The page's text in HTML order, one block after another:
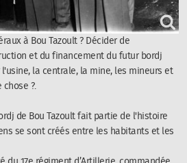
à Bou Tazoult ? Décider de
et du financement du futur bordj
la centrale, la mine, les mineurs et
?.
de Bou Tazoult fait partie de l'histoire
se sont créés entre les habitants et les